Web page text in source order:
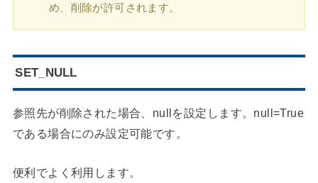
め、削除が許可されます。
SET_NULL
参照先が削除された場合、nullを設定します。null=True
である場合にのみ設定可能です。
便利でよく利用します。